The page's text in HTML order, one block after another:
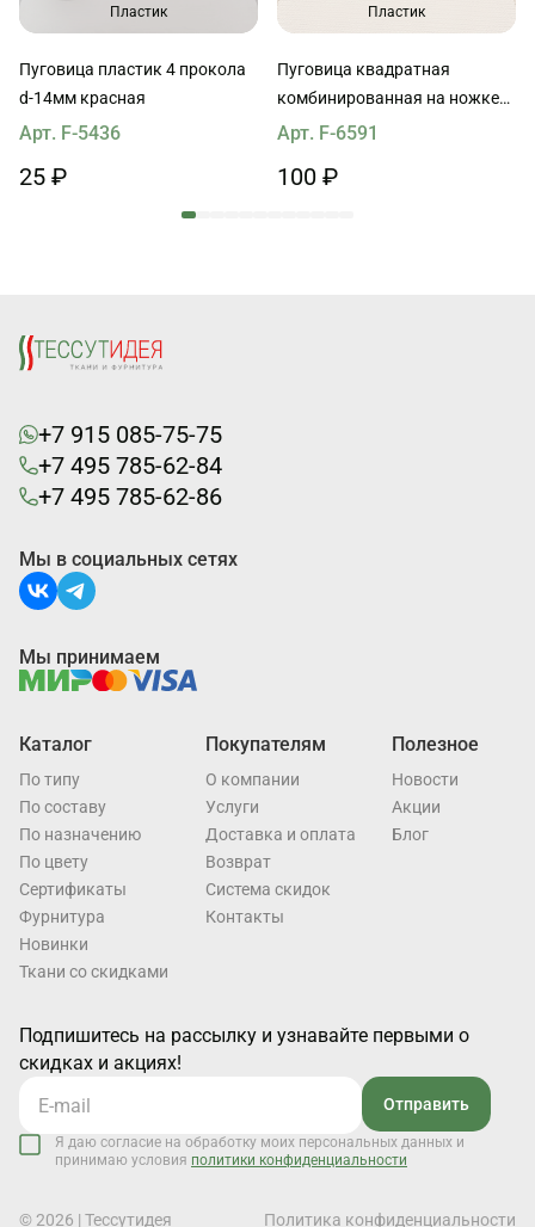
Пластик
Пуговица пластик 4 прокола
d-14мм красная
Арт. F-5436
25 ₽
Пластик
Пуговица квадратная
комбинированная на ножке
d-10мм белая перламутровая
Арт. F-6591
100 ₽
+7 915 085-75-75
+7 495 785-62-84
+7 495 785-62-86
Каталог
По типу
По составу
По назначению
По цвету
Cертификаты
Фурнитура
Новинки
Ткани со скидками
Покупателям
О компании
Услуги
Доставка и оплата
Возврат
Система скидок
Контакты
Полезное
Новости
Акции
Блог
Подпишитесь на рассылку и узнавайте первыми о
скидках и акциях!
Отправить
Я даю согласие на обработку моих персональных данных и
принимаю условия политики конфиденциальности
Мы в социальных сетях
Мы принимаем
© 2026 | Тессутидея Политика конфиденциальности